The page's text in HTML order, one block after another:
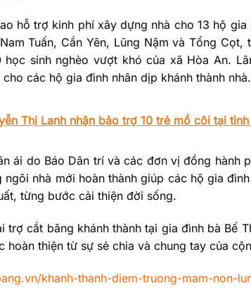
hỗ trợ kinh phí xây dựng nhà cho 13 hộ
Tuấn, Cần Yên, Lũng Nặm và Tổng
sinh nghèo vượt khó của xã Hòa An.
các hộ gia đình nhân dịp khánh thành nhà.
Thị Lanh nhận bảo trợ 10 trẻ mồ côi tại
ái do Báo Dân trí và các đơn vị đồng hành
nhà mới hoàn thành giúp các hộ gia
từng bước cải thiện đời sống.
trợ cắt băng khánh thành tại gia đình bà Bế
hoàn thiện từ sự sẻ chia và chung tay của
khanh-thanh-diem-truong-mam-non-